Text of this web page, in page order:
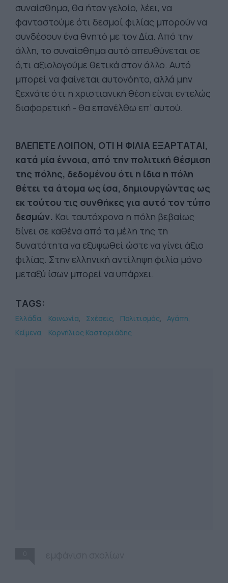
συναίσθημα, θα ήταν γελοίο, λέει, να
φανταστούμε ότι δεσμοί φιλίας μπορούν να
συνδέσουν ένα θνητό με τον Δία. Από την
άλλη, το συναίσθημα αυτό απευθύνεται σε
ό,τι αξιολογούμε θετικά στον άλλο. Αυτό
μπορεί να φαίνεται αυτονόητο, αλλά μην
ξεχνάτε ότι η χριστιανική θέση είναι εντελώς
διαφορετική - θα επανέλθω επ’ αυτού.
ΒΛΕΠΕΤΕ ΛΟΙΠΟΝ, ΟΤΙ Η ΦΙΛΙΑ ΕΞΑΡΤΑΤΑΙ,
κατά μία έννοια, από την πολιτική θέσμιση
της πόλης, δεδομένου ότι η ίδια η πόλη
θέτει τα άτομα ως ίσα, δημιουργώντας ως
εκ τούτου τις συνθήκες για αυτό τον τύπο
δεσμών. Και ταυτόχρονα η πόλη βεβαίως
δίνει σε καθένα από τα μέλη της τη
δυνατότητα να εξυψωθεί ώστε να γίνει άξιο
φιλίας. Στην ελληνική αντίληψη φιλία μόνο
μεταξύ ίσων μπορεί να υπάρχει.
TAGS:
Ελλάδα Κοινωνία Σχέσεις Πολιτισμός
Αγάπη
Κείμενα
Κορνήλιος Καστοριάδης